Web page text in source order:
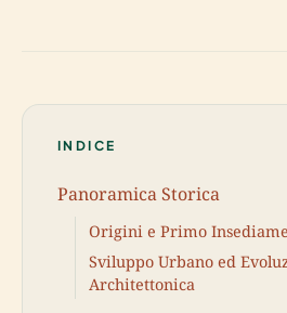
INDICE
Panoramica Storica
Origini e Primo
Sviluppo Urbano ed
Architettonica